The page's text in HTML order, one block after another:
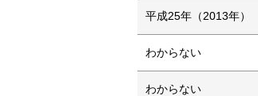
平成25年（2013年）
わからない
わからない